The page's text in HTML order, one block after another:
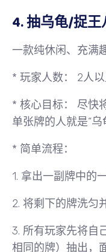
4. 抽乌龟/捉王
一款纯休闲、充满
* 玩家人数： 2人
* 核心目标：
尽快
单张牌的人就是“乌
* 简单流程：
1. 拿出一副牌中的
2. 将剩下的牌洗匀
3. 所有玩家先将自
相同的牌）抽出，